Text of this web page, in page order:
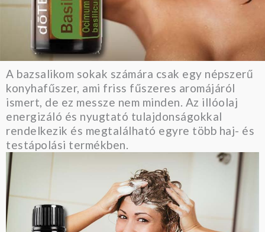
A bazsalikom sokak számára csak egy népszerű
konyhafűszer, ami friss fűszeres aromájáról
ismert, de ez messze nem minden. Az illóolaj
energizáló és nyugtató tulajdonságokkal
rendelkezik és megtalálható egyre több haj- és
testápolási termékben.